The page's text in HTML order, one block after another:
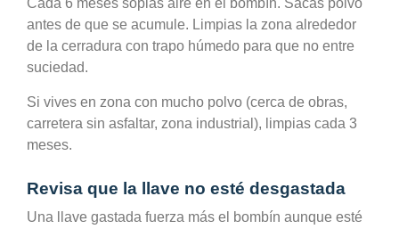
Cada 6 meses soplas aire en el bombín. Sacas polvo
antes de que se acumule. Limpias la zona alrededor
de la cerradura con trapo húmedo para que no entre
suciedad.
Si vives en zona con mucho polvo (cerca de obras,
carretera sin asfaltar, zona industrial), limpias cada 3
meses.
Revisa que la llave no esté desgastada
Una llave gastada fuerza más el bombín aunque esté